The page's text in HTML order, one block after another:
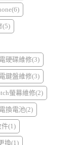
(5)
硬碟維修(3)
鍵盤維修(3)
螢幕維修(2)
換電池(2)
件(1)
換(1)